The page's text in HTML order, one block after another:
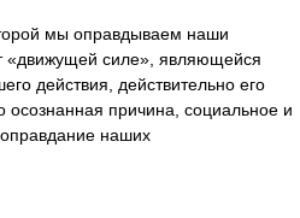
мы оправдываем наши
«движущей силе», являющейся
действия, действительно его
причина, социальное и
оправдание наших